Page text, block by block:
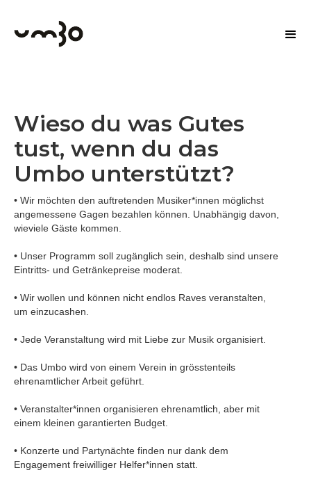
Wieso du was Gutes
tust, wenn du das
Umbo unterstützt?
• Wir möchten den auftretenden Musiker*innen möglichst
angemessene Gagen bezahlen können. Unabhängig davon,
wieviele Gäste kommen.
• Unser Programm soll zugänglich sein, deshalb sind unsere
Eintritts- und Getränkepreise moderat.
• Wir wollen und können nicht endlos Raves veranstalten,
um einzucashen.
• Jede Veranstaltung wird mit Liebe zur Musik organisiert.
• Das Umbo wird von einem Verein in grösstenteils
ehrenamtlicher Arbeit geführt.
• Veranstalter*innen organisieren ehrenamtlich, aber mit
einem kleinen garantierten Budget.
• Konzerte und Partynächte finden nur dank dem
Engagement freiwilliger Helfer*innen statt.